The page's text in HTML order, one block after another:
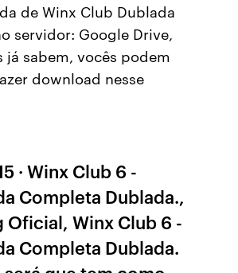
de Winx Club Dublada
servidor: Google Drive,
já sabem, vocês podem
download nesse
· Winx Club 6 -
Completa Dublada.,
Oficial, Winx Club 6 -
Completa Dublada.